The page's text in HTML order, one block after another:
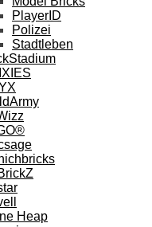
PlayerID
Polizei
Stadtleben
Heap